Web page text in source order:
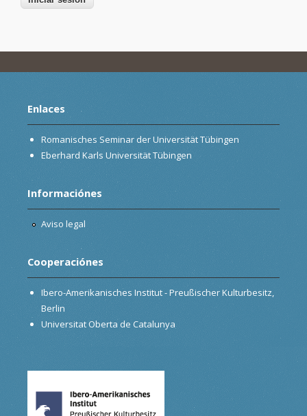
Enlaces
Romanisches Seminar der Universität Tübingen
Eberhard Karls Universität Tübingen
Informaciónes
Aviso legal
Cooperaciónes
Ibero-Amerikanisches Institut - Preußischer Kulturbesitz,
Berlin
Universitat Oberta de Catalunya